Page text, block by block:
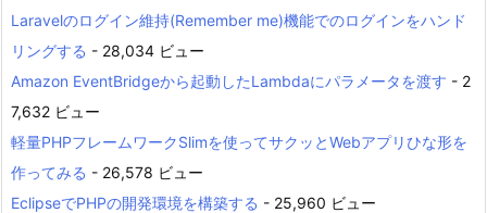
Laravelのログイン維持(Remember me)機能でのログインをハンド
リングする - 28,034 ビュー
Amazon EventBridgeから起動したLambdaにパラメータを渡す - 2
7,632 ビュー
軽量PHPフレームワークSlimを使ってサクッとWebアプリひな形を
作ってみる - 26,578 ビュー
EclipseでPHPの開発環境を構築する - 25,960 ビュー